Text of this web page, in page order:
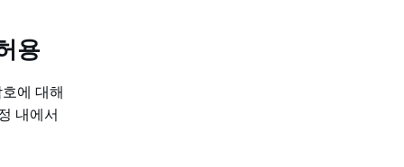
용
에 대해
내에서